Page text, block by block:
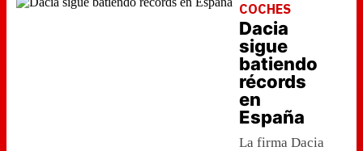
COCHES
Dacia
sigue
batiendo
récords
en
España
La firma Dacia